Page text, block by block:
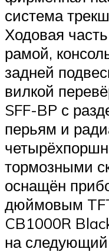
система
Ходовая
рамой,
задней
вилкой
SFF-BP с
перьям и
тормозными
оснащён
дюймовым
CB1000R
на следующий